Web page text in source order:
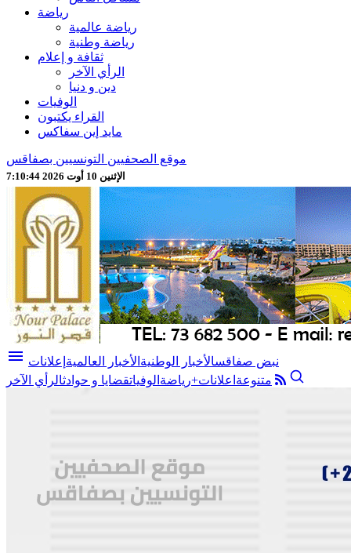
رياضة
رياضة عالمية
رياضة وطنية
ثقافة و إعلام
الرأي الآخر
دين و دنيا
الوفيات
القراء يكتبون
مايد إين سفاكس
موقع الصحفيين التونسيين بصفاقس
الإثنين 10 أوت 2026 7:10:46
menu نبض صفاقسالأخبار الوطنية الأخبار العالمية إعلانات
متنوعة اعلانات+رياضة الوفياتقضايا و حوادثالرأي الآخر